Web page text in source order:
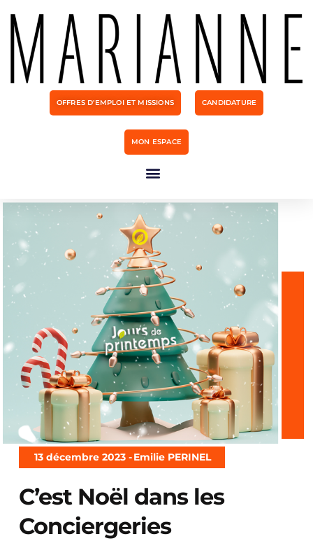
OFFRES D'EMPLOI ET MISSIONS CANDIDATURE
MON ESPACE
13 décembre 2023 -Emilie PERINEL
C’est Noël dans les
Conciergeries